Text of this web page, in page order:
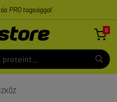
PRO tagsággal
0
